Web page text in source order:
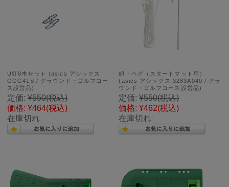
U釘8本セット (asics アシックス
GGG41S / グラウンド・ゴルフコー
ス設営品)
定価: ¥550(税込)
価格: ¥464(税込)
在庫切れ
紐・ペグ（スタートマット用）
(asics アシックス 3283A040 / グラ
ウンド・ゴルフコース設営品)
定価: ¥550(税込)
価格: ¥462(税込)
在庫切れ